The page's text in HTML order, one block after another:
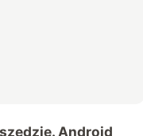
Android